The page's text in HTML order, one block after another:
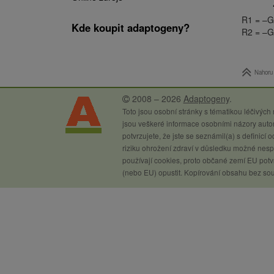
Kde koupit adaptogeny?
R1 =
R2 =
Nahoru
2008 – 2026 Adaptogeny.
Toto jsou osobní stránky s tématikou
jsou veškeré informace osobními názory
potvrzujete, že jste se seznámil(a) s definicí
riziku ohrožení zdraví v důsledku možné
používají cookies, proto občané zemí EU
(nebo EU) opustit. Kopírování obsahu bez